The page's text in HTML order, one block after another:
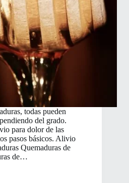
todas pueden
del grado.
para dolor de las
pasos básicos. Alivio
Quemaduras de
de…